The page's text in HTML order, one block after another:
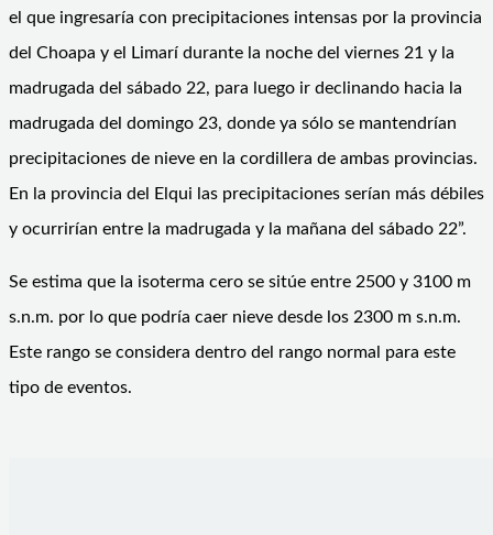
el que ingresaría con precipitaciones intensas por la provincia
del Choapa y el Limarí durante la noche del viernes 21 y la
madrugada del sábado 22, para luego ir declinando hacia la
madrugada del domingo 23, donde ya sólo se mantendrían
precipitaciones de nieve en la cordillera de ambas provincias.
En la provincia del Elqui las precipitaciones serían más débiles
y ocurrirían entre la madrugada y la mañana del sábado 22”.
Se estima que la isoterma cero se sitúe entre 2500 y 3100 m
s.n.m. por lo que podría caer nieve desde los 2300 m s.n.m.
Este rango se considera dentro del rango normal para este
tipo de eventos.